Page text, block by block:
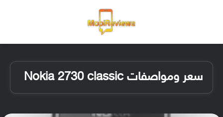
سعر ومواصفات Nokia 2730 classic